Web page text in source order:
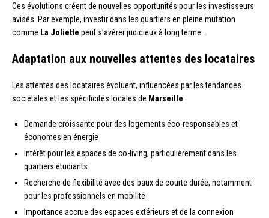
Ces évolutions créent de nouvelles opportunités pour les investisseurs
avisés. Par exemple, investir dans les quartiers en pleine mutation
comme La Joliette peut s’avérer judicieux à long terme.
Adaptation aux nouvelles attentes des locataires
Les attentes des locataires évoluent, influencées par les tendances
sociétales et les spécificités locales de Marseille :
Demande croissante pour des logements éco-responsables et
économes en énergie
Intérêt pour les espaces de co-living, particulièrement dans les
quartiers étudiants
Recherche de flexibilité avec des baux de courte durée, notamment
pour les professionnels en mobilité
Importance accrue des espaces extérieurs et de la connexion